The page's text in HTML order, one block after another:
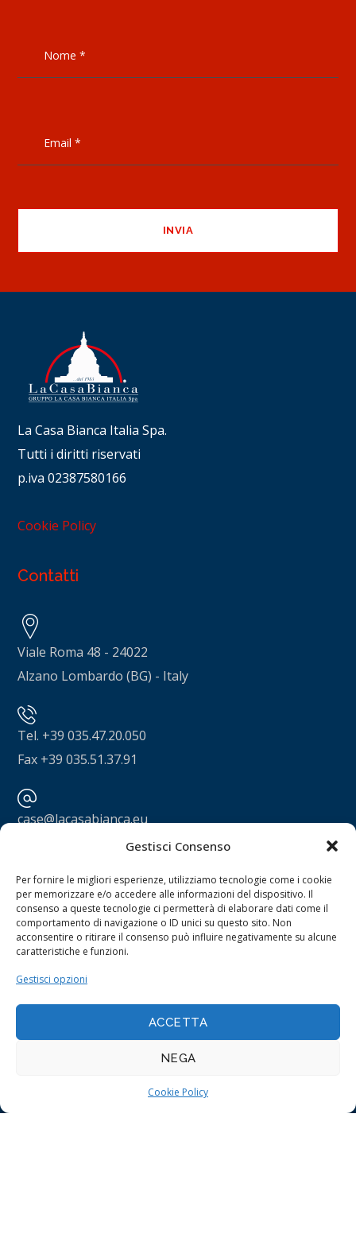
Gestisci Consenso
Per fornire le migliori esperienze, utilizziamo tecnologie come i cookie
per memorizzare e/o accedere alle informazioni del dispositivo. Il
consenso a queste tecnologie ci permetterà di elaborare dati come il
comportamento di navigazione o ID unici su questo sito. Non
acconsentire o ritirare il consenso può influire negativamente su alcune
caratteristiche e funzioni.
Gestisci opzioni
ACCETTA
NEGA
Cookie Policy
La Casa Bianca Italia Spa.
Tutti i diritti riservati
p.iva 02387580166
Cookie Policy
Contatti
Viale Roma 48 - 24022
Alzano Lombardo (BG) - Italy
Tel. +39 035.47.20.050
Fax +39 035.51.37.91
case@lacasabianca.eu
La Struttura
La Nostra Storia
Gli Uomini
La Vision